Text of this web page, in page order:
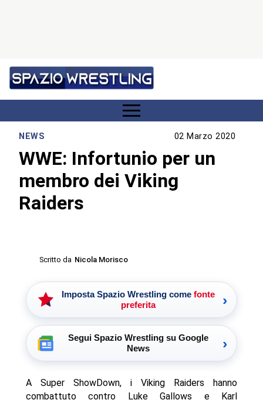
NEWS 02 Marzo 2020
WWE: Infortunio per un
membro dei Viking
Raiders
Scritto da Nicola Morisco
Imposta Spazio Wrestling come fonte
preferita
›
Segui Spazio Wrestling su Google
News
›
A Super ShowDown, i Viking Raiders hanno
combattuto contro Luke Gallows e Karl